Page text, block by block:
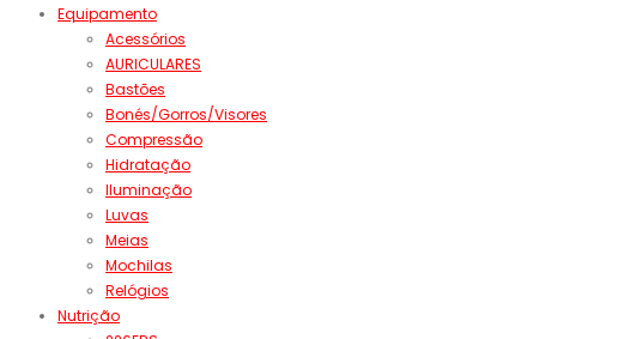
Equipamento
Acessórios
AURICULARES
Bastões
Bonés/Gorros/Visores
Compressão
Hidratação
Iluminação
Luvas
Meias
Mochilas
Relógios
Nutrição